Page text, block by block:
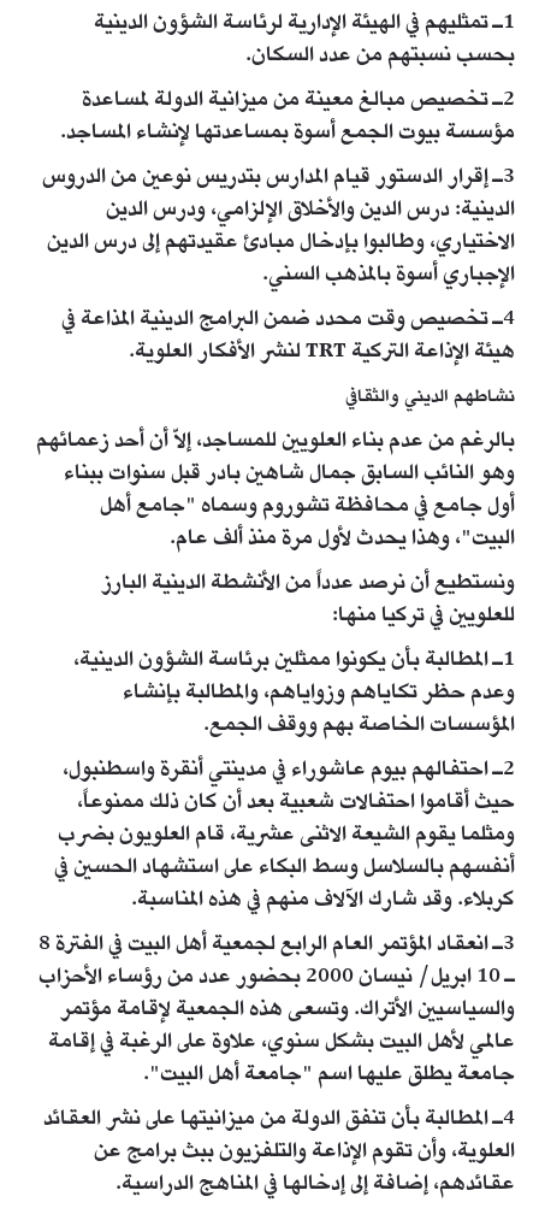
1ـ تمثليهم في الهيئة الإدارية لرئاسة الشؤون الدينية
بحسب نسبتهم من عدد السكان.
2ـ تخصيص مبالغ معينة من ميزانية الدولة لمساعدة
مؤسسة بيوت الجمع أسوة بمساعدتها لإنشاء المساجد.
3ـ إقرار الدستور قيام المدارس بتدريس نوعين من الدروس
الدينية: درس الدين والأخلاق الإلزامي، ودرس الدين
الاختياري، وطالبوا بإدخال مبادئ عقيدتهم إلى درس الدين
الإجباري أسوة بالمذهب السني.
4ـ تخصيص وقت محدد ضمن البرامج الدينية المذاعة في
هيئة الإذاعة التركية TRT لنشر الأفكار العلوية.
نشاطهم الديني والثقافي
بالرغم من عدم بناء العلويين للمساجد، إلاّ أن أحد زعمائهم
وهو النائب السابق جمال شاهين بادر قبل سنوات ببناء
أول جامع في محافظة تشوروم وسماه "جامع أهل
البيت"، وهذا يحدث لأول مرة منذ ألف عام.
ونستطيع أن نرصد عدداً من الأنشطة الدينية البارز
للعلويين في تركيا منها:
1ـ المطالبة بأن يكونوا ممثلين برئاسة الشؤون الدينية،
وعدم حظر تكاياهم وزواياهم، والمطالبة بإنشاء
المؤسسات الخاصة بهم ووقف الجمع.
2ـ احتفالهم بيوم عاشوراء في مدينتي أنقرة واسطنبول،
حيث أقاموا احتفالات شعبية بعد أن كان ذلك ممنوعاً،
ومثلما يقوم الشيعة الاثنى عشرية، قام العلويون بضرب
أنفسهم بالسلاسل وسط البكاء على استشهاد الحسين في
كربلاء. وقد شارك الآلاف منهم في هذه المناسبة.
3ـ انعقاد المؤتمر العام الرابع لجمعية أهل البيت في الفترة 8
ـ 10 ابريل/ نيسان 2000 بحضور عدد من رؤساء الأحزاب
والسياسيين الأتراك. وتسعى هذه الجمعية لإقامة مؤتمر
عالمي لأهل البيت بشكل سنوي، علاوة على الرغبة في إقامة
جامعة يطلق عليها اسم "جامعة أهل البيت".
4ـ المطالبة بأن تنفق الدولة من ميزانيتها على نشر العقائد
العلوية، وأن تقوم الإذاعة والتلفزيون ببث برامج عن
عقائدهم، إضافة إلى إدخالها في المناهج الدراسية.